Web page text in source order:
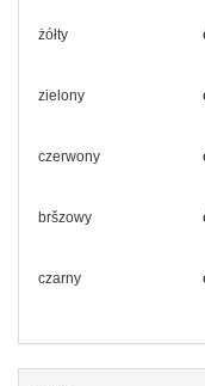
żółty
zielony
czerwony
bršzowy
czarny